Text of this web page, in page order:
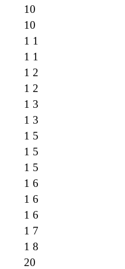
10
10
1 1
1 1
1 2
1 2
1 3
1 3
1 5
1 5
1 5
1 6
1 6
1 6
1 7
1 8
20